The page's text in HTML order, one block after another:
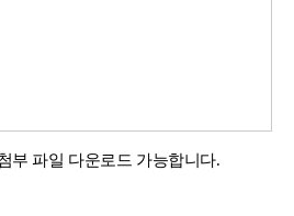
부 파일 다운로드 가능합니다.